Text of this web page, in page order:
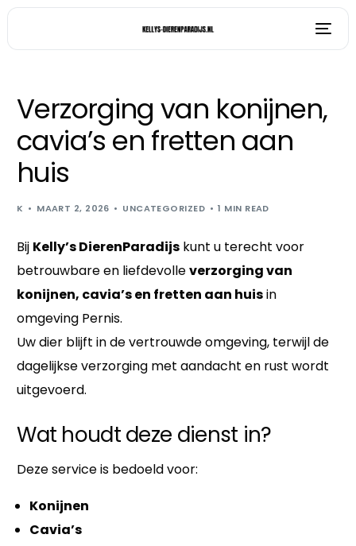
Verzorging van konijnen,
cavia’s en fretten aan
huis
K MAART 2, 2026 UNCATEGORIZED 1 MIN READ
Bij Kelly’s DierenParadijs kunt u terecht voor
betrouwbare en liefdevolleverzorging van
konijnen, cavia’s en fretten aan huisin
omgeving Pernis.
Uw dier blijft in de vertrouwde omgeving, terwijl de
dagelijkse verzorging met aandacht en rust wordt
uitgevoerd.
Wat houdt deze dienst in?
Deze service is bedoeld voor:
Konijnen
Cavia’s